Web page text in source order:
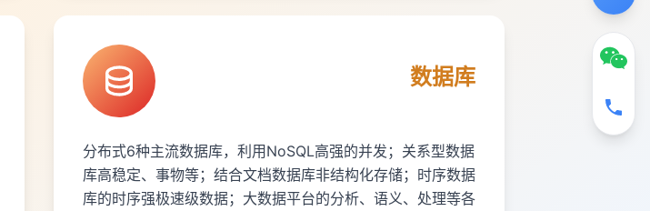
数据库
分布式6种主流数据库，利用NoSQL高强的并发；关系型数据
库高稳定、事物等；结合文档数据库非结构化存储；时序数据
库的时序强极速级数据；大数据平台的分析、语义、处理等各